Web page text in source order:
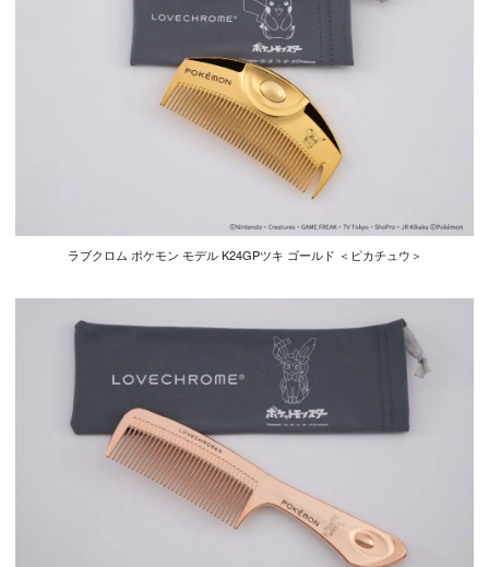
ラブクロム ポケモン モデル K24GPツキ ゴールド ＜ピカチュウ＞